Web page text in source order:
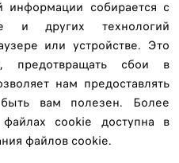
информации собирается с
и других технологий
или устройстве. Это
предотвращать сбои в
нам предоставлять
вам полезен. Более
cookie доступна в
файлов cookie.